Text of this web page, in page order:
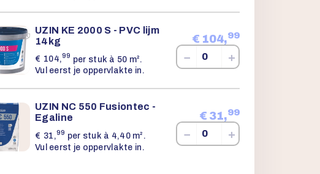
UZIN KE 2000 S - PVC lijm
14kg
€ 104,99 per stuk à 50 m².
Vul eerst je oppervlakte in.
€ 104,99
− +
UZIN NC 550 Fusiontec -
Egaline
€ 31,99 per stuk à 4,40 m².
Vul eerst je oppervlakte in.
€ 31,99
− +